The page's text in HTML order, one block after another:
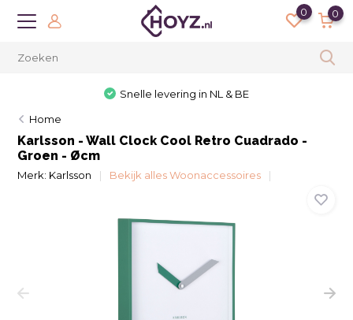
0 0
Snelle levering in NL & BE
Home
Karlsson - Wall Clock Cool Retro Cuadrado -
Groen - Øcm
Merk: Karlsson Bekijk alles Woonaccessoires